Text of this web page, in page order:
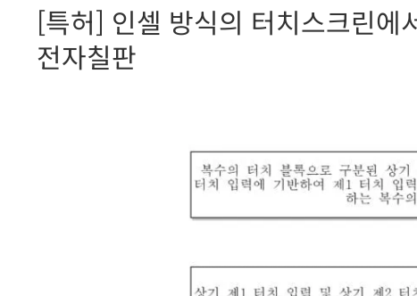
[특허] 인셀 방식의 터치스크린에
전자칠판